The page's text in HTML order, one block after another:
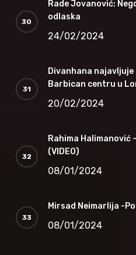
Rade Jovanović:
odlaska
24/02/2024
Divanhana
Barbican centru u
20/02/2024
Rahima Halimanović
(VIDEO)
08/01/2024
Mirsad Neimarlija -
08/01/2024